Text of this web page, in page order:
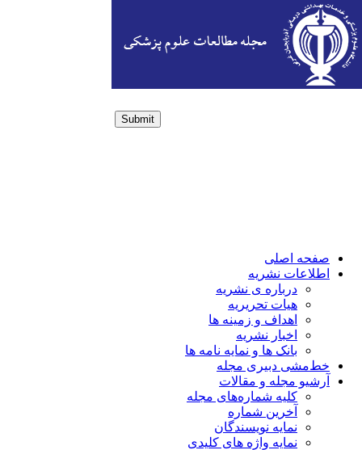
Submit
صفحه اصلی
اطلاعات نشریه
درباره ی نشریه
هیات تحریریه
اهداف و زمینه ها
اخبار نشریه
بانک ها و نمایه نامه ها
خط‌مشی دبیری مجله
آرشیو مجله و مقالات
کلیه شماره‌های مجله
آخرین شماره
نمایه نویسندگان
نمایه واژه های کلیدی